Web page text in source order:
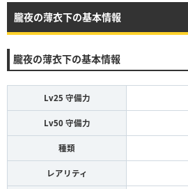
朧夜の薄衣下の基本情報
朧夜の薄衣下の基本情報
Lv25 守備力
Lv50 守備力
種類
レアリティ